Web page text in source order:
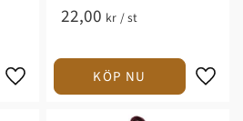
22,00 kr /st